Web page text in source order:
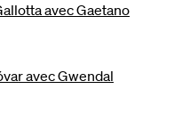
avec Gaetano
avec Gwendal